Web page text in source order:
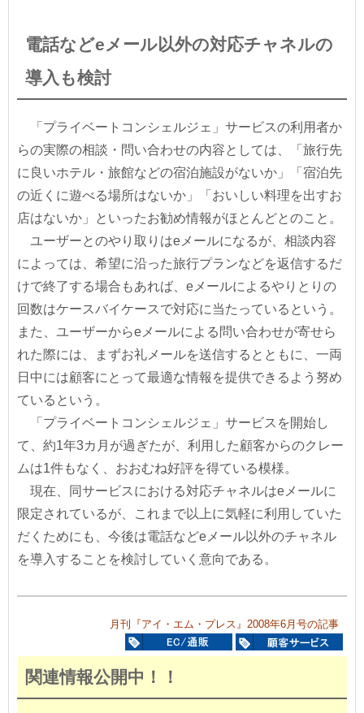
電話などeメール以外の対応チャネルの
導入も検討
「プライベートコンシェルジェ」サービスの利用者か
らの実際の相談・問い合わせの内容としては、「旅行先
に良いホテル・旅館などの宿泊施設がないか」「宿泊先
の近くに遊べる場所はないか」「おいしい料理を出すお
店はないか」といったお勧め情報がほとんどとのこと。
ユーザーとのやり取りはeメールになるが、相談内容
によっては、希望に沿った旅行プランなどを返信するだ
けで終了する場合もあれば、eメールによるやりとりの
回数はケースバイケースで対応に当たっているという。
また、ユーザーからeメールによる問い合わせが寄せら
れた際には、まずお礼メールを送信するとともに、一両
日中には顧客にとって最適な情報を提供できるよう努め
ているという。
「プライベートコンシェルジェ」サービスを開始し
て、約1年3カ月が過ぎたが、利用した顧客からのクレー
ムは1件もなく、おおむね好評を得ている模様。
現在、同サービスにおける対応チャネルはeメールに
限定されているが、これまで以上に気軽に利用していた
だくためにも、今後は電話などeメール以外のチャネル
を導入することを検討していく意向である。
月刊『アイ・エム・プレス』2008年6月号の記事
関連情報公開中！！